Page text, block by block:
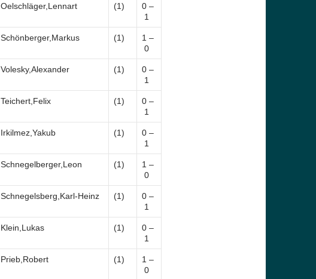
Oelschläger,Lennart (1)
0 –
1
Schönberger,Markus (1)
1 –
0
Volesky,Alexander (1)
0 –
1
Teichert,Felix (1)
0 –
1
Irkilmez,Yakub (1)
0 –
1
Schnegelberger,Leon (1)
1 –
0
Schnegelsberg,Karl-Heinz (1)
0 –
1
Klein,Lukas (1)
0 –
1
Prieb,Robert (1)
1 –
0